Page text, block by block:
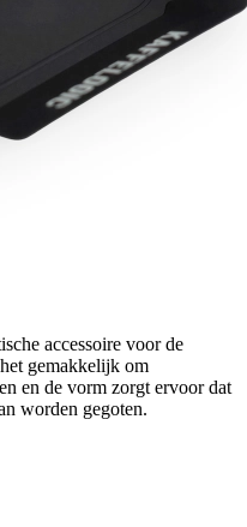
accessoire voor de
gemakkelijk om
en de vorm zorgt ervoor dat
worden gegoten.